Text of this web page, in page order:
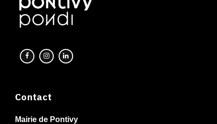
Contact
Mairie de Pontivy